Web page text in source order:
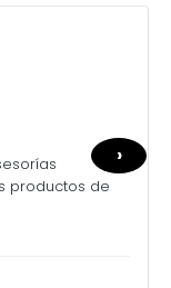
productos de
›